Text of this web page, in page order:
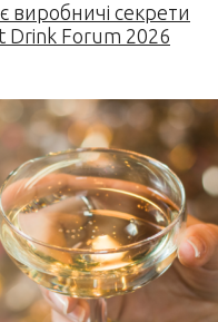
виробничі секрети
Drink Forum 2026